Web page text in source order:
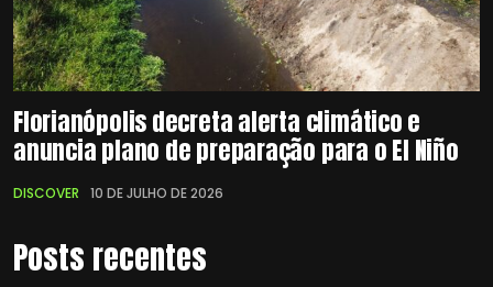
Florianópolis decreta alerta climático e
anuncia plano de preparação para o El Niño
DISCOVER 10 DE JULHO DE 2026
Posts recentes